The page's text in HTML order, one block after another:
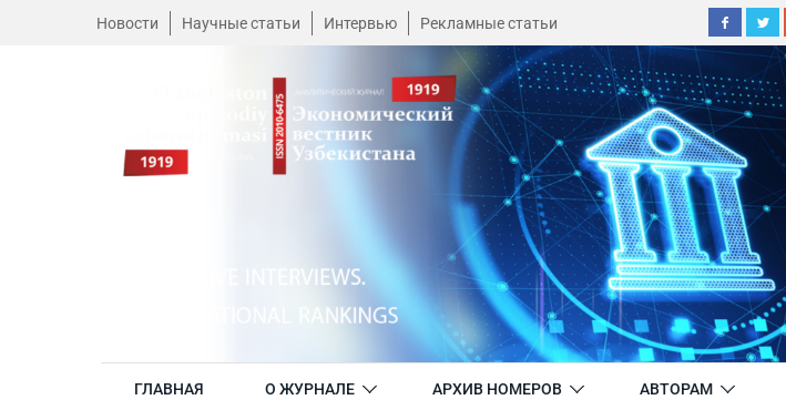
Новости Научные статьи Интервью Рекламные статьи
ГЛАВНАЯ О ЖУРНАЛЕ АРХИВ НОМЕРОВ АВТОРАМ